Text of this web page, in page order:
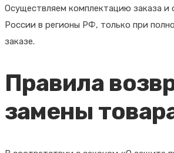
Осуществляем комплектацию заказа и
России в регионы РФ, только при
заказе.
Правила
замены